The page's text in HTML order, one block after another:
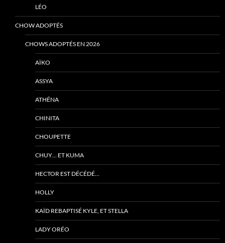
LÉO
CHOW ADOPTÉS
CHOWS ADOPTÉS EN 2026
AÏKO
ASSYA
ATHÉNA
CHINITA
CHOUPETTE
CHUY… ET KUMA
HECTOR EST DÉCÉDÉ…
HOLLY
KAÏD REBAPTISÉ KYLE, ET STELLA
LADY ORÉO